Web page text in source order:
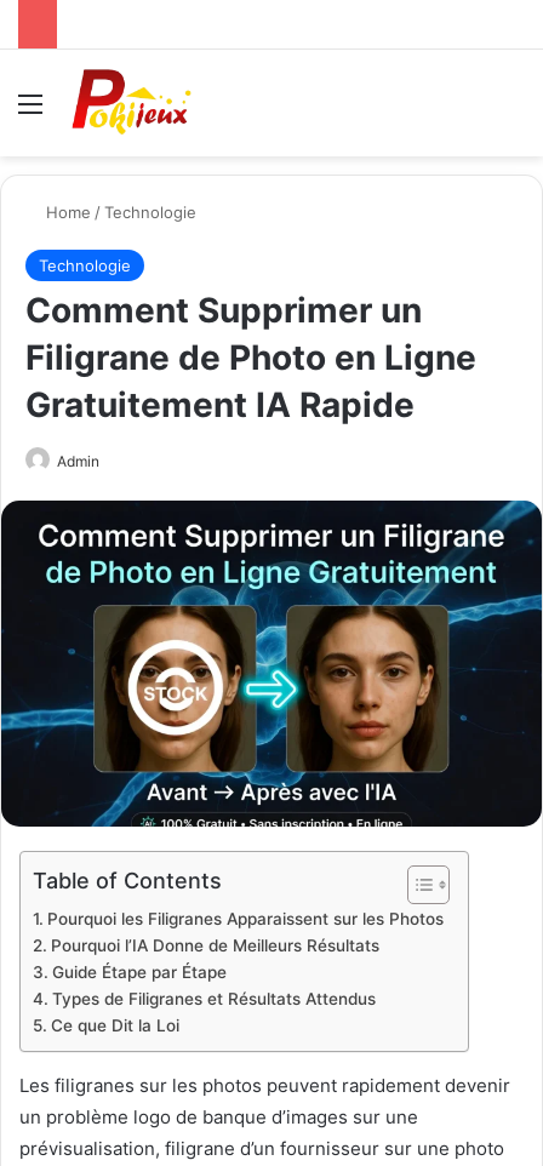
Menu
Home /Technologie
Technologie
Comment Supprimer un
Filigrane de Photo en Ligne
Gratuitement IA Rapide
Admin
Table of Contents
Pourquoi les Filigranes Apparaissent sur les Photos
Pourquoi l’IA Donne de Meilleurs Résultats
Guide Étape par Étape
Types de Filigranes et Résultats Attendus
Ce que Dit la Loi
Les filigranes sur les photos peuvent rapidement devenir
un problème logo de banque d’images sur une
prévisualisation, filigrane d’un fournisseur sur une photo